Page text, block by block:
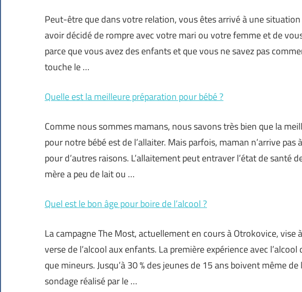
Peut-être que dans votre relation, vous êtes arrivé à une
avoir décidé de rompre avec votre mari ou votre femme et de
parce que vous avez des enfants et que vous ne savez pas
touche le …
Quelle est la meilleure préparation pour bébé ?
Comme nous sommes mamans, nous savons très bien que la
pour notre bébé est de l’allaiter. Mais parfois, maman n’arrive
pour d’autres raisons. L’allaitement peut entraver l’état de santé
mère a peu de lait ou …
Quel est le bon âge pour boire de l’alcool ?
La campagne The Most, actuellement en cours à Otrokovice,
verse de l’alcool aux enfants. La première expérience avec
que mineurs. Jusqu’à 30 % des jeunes de 15 ans boivent même
sondage réalisé par le …